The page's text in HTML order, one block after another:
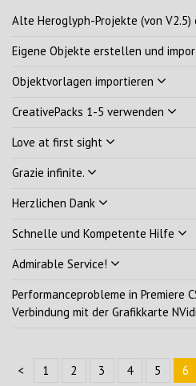
Alte Heroglyph-Projekte (von
Eigene Objekte erstellen und
Objektvorlagen importieren
CreativePacks 1-5 verwenden
Love at first sight
Grazie infinite.
Herzlichen Dank
Schnelle und Kompetente Hilfe
Admirable Service!
Performanceprobleme in Premiere
Verbindung mit der Grafikkarte
< 1 2 3 4 5 6